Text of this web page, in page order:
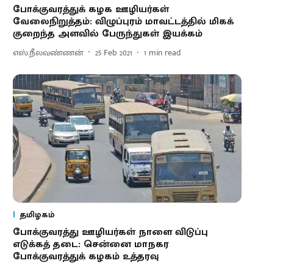
போக்குவரத்துக் கழக ஊழியர்கள்
வேலைநிறுத்தம்: விழுப்புரம் மாவட்டத்தில் மிகக்
குறைந்த அளவில் பேருந்துகள் இயக்கம்
எஸ்.நீலவண்ணன் 25 Feb 2021 1 min read
தமிழகம்
போக்குவரத்து ஊழியர்கள் நாளை விடுப்பு
எடுக்கத் தடை: சென்னை மாநகர
போக்குவரத்துக் கழகம் உத்தரவு